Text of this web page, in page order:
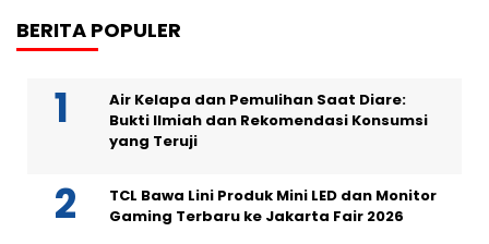
BERITA POPULER
Air Kelapa dan Pemulihan Saat Diare:
Bukti Ilmiah dan Rekomendasi Konsumsi
yang Teruji
TCL Bawa Lini Produk Mini LED dan Monitor
Gaming Terbaru ke Jakarta Fair 2026